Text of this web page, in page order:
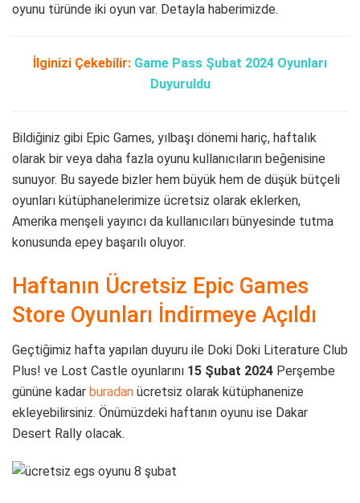
oyunu türünde iki oyun var. Detayla haberimizde.
İlginizi Çekebilir: Game Pass Şubat 2024 Oyunları
Duyuruldu
Bildiğiniz gibi Epic Games, yılbaşı dönemi hariç, haftalık
olarak bir veya daha fazla oyunu kullanıcıların beğenisine
sunuyor. Bu sayede bizler hem büyük hem de düşük bütçeli
oyunları kütüphanelerimize ücretsiz olarak eklerken,
Amerika menşeli yayıncı da kullanıcıları bünyesinde tutma
konusunda epey başarılı oluyor.
Haftanın Ücretsiz Epic Games
Store Oyunları İndirmeye Açıldı
Geçtiğimiz hafta yapılan duyuru ile Doki Doki Literature Club
Plus! ve Lost Castle oyunlarını 15 Şubat 2024 Perşembe
gününe kadar buradan ücretsiz olarak kütüphanenize
ekleyebilirsiniz. Önümüzdeki haftanın oyunu ise Dakar
Desert Rally olacak.